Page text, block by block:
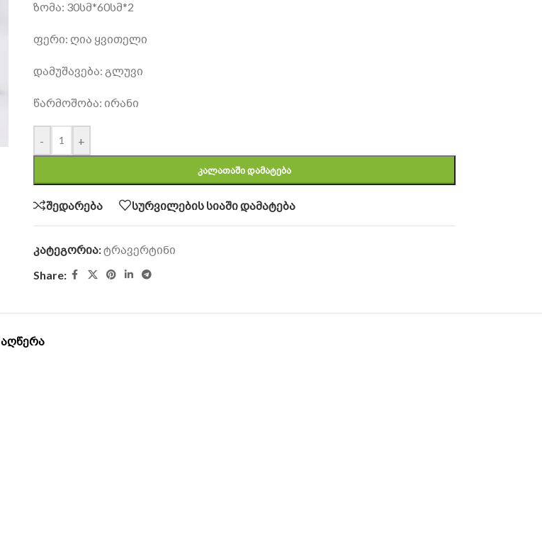
ზომა: 30სმ*60სმ*2
ფერი: ღია ყვითელი
დამუშავება: გლუვი
წარმოშობა: ირანი
- +
ᲙᲐᲚᲐᲗᲐᲨᲘ ᲓᲐᲛᲐᲢᲔᲑᲐ
შედარება სურვილების სიაში დამატება
კატეგორია:ტრავერტინი
Share:
ᲐᲦᲬᲔᲠᲐ